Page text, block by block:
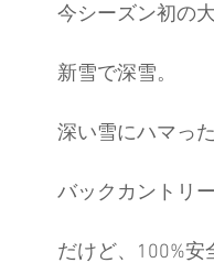
石井スポーツ 休日
日本バックカントリースキー
今シーズン初の
新雪で深雪。
深い雪にハマっ
バックカントリ
だけど、100%安